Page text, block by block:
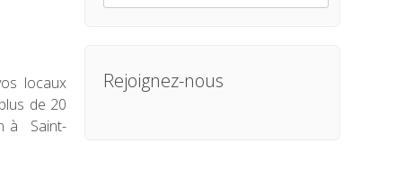
locaux
de 20
à Saint-
Rejoignez-nous